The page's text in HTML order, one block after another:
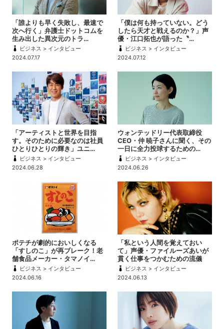
「誰よりも早く失敗し、最速で
次へ行く」弁護士ドットコムを
生み出した異次元のトラ…
ビジネス > インタビュー
2024.07.17
「僕は何も持っていない。どう
したら天才と戦えるのか？」声
優・江口拓也が語った〝…
ビジネス > インタビュー
2024.07.12
「アーティストと世界を目指
す。そのために必要なのは社員
ひとりひとりの輝き」ユニ…
ビジネス > インタビュー
2024.06.28
ウォンテッドリー代表取締役
CEO・仲 暁子さんに聞く、その
一日に全力投球するための…
ビジネス > インタビュー
2024.06.26
ポテチが劇的においしくなる
「すしのこ」が再ブレーク！老
舗食品メーカー・タマノイ…
ビジネス > インタビュー
2024.06.16
「私という人間を覚えておい
て」声優・ファイルーズあいが
貫く仕事をつかむための流儀
ビジネス > インタビュー
2024.06.13